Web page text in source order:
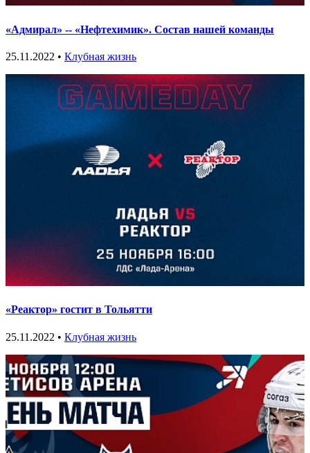
«Адмирал» -- «Нефтехимик». Состав нашей команды
25.11.2022 • Клубная жизнь
«Реактор» гостит в Тольятти
25.11.2022 • Клубная жизнь